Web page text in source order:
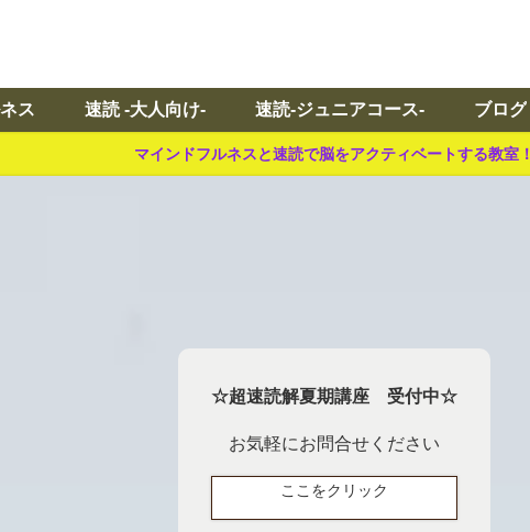
ス 速読 -大人向け- 速読-ジュニアコース- ブログ
マインドフルネスと速読で脳をアクティベートする教室！
☆超速読解夏期講座 受付中☆
お気軽にお問合せください
ここをクリック